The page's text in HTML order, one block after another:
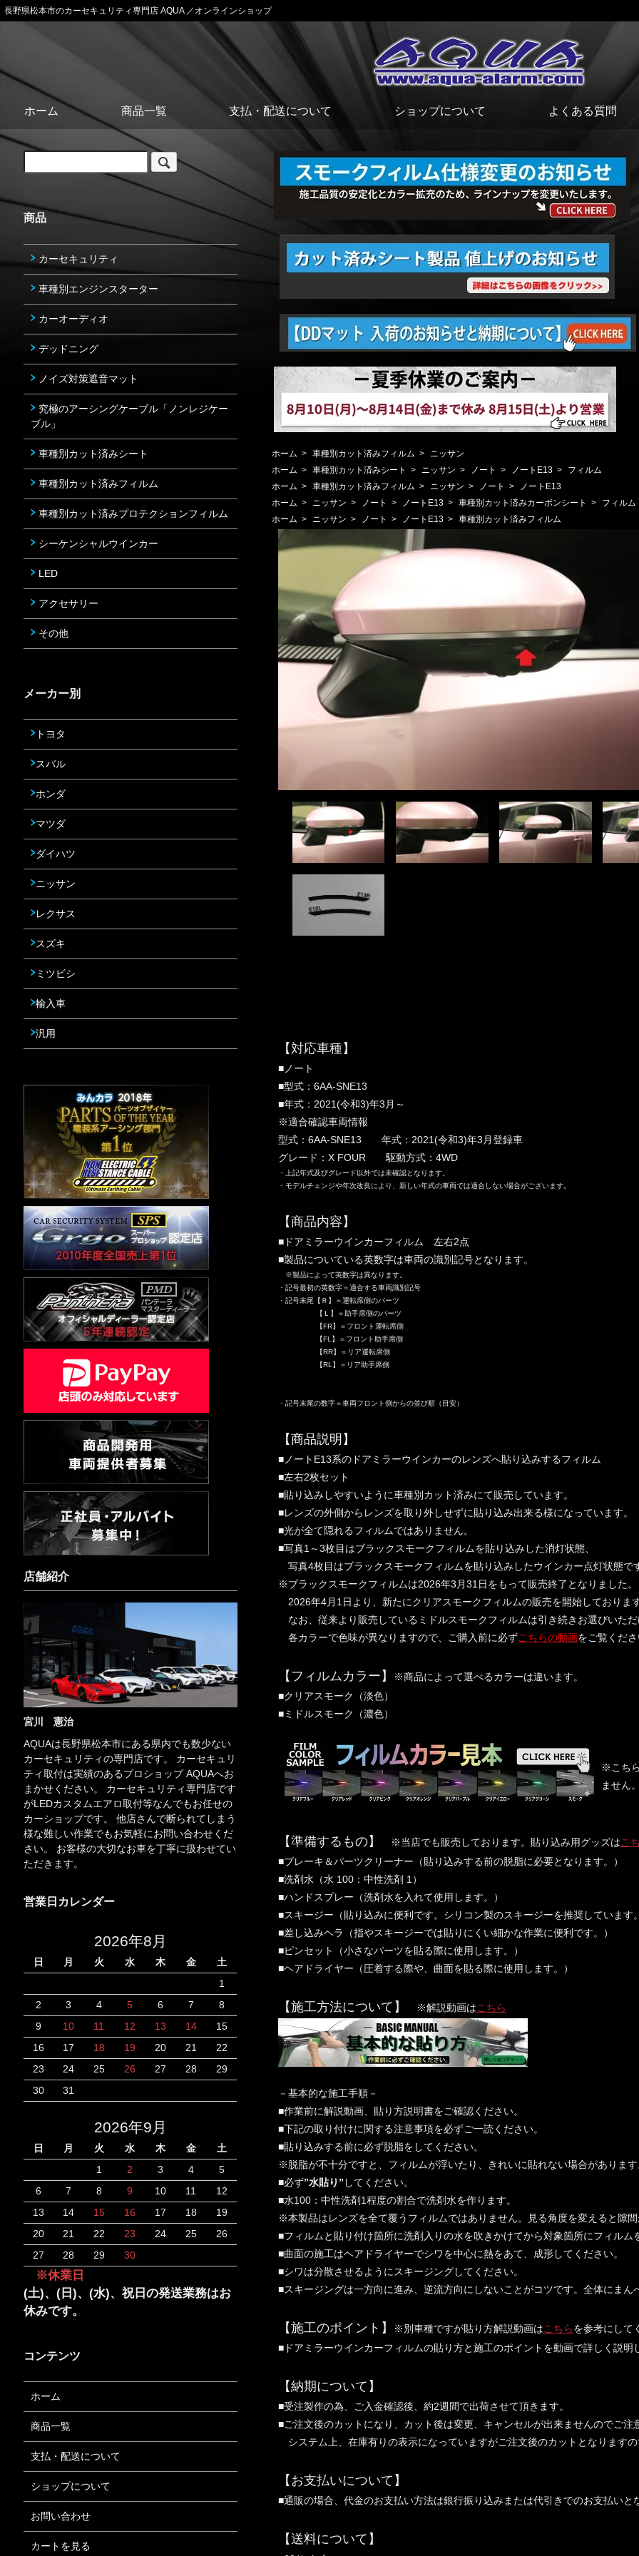
長野県松本市のカーセキュリティ専門店 AQUA ／オンラインショップ
ホーム 商品一覧 支払・配送について ショップについて よくある質問
ホーム > 車種別カット済みフィルム >
ニッサン
ホーム > 車種別カット済みシート > ニッサン > ノート > ノートE13 >
フィルム
ホーム > 車種別カット済みフィルム > ニッサン > ノート >
ノートE13
ホーム > ニッサン > ノート > ノートE13 > 車種別カット済みカーボンシート >
フィルム
ホーム > ニッサン > ノート > ノートE13 > 車種別カット済みフィルム
【対応車種】
■ノート
■型式：6AA-SNE13
■年式：2021(令和3)年3月～
※適合確認車両情報
型式：6AA-SNE13 年式：2021(令和3)年3月登録車
グレード：X FOUR 駆動方式：4WD
・上記年式及びグレード以外では未確認となります。
・モデルチェンジや年次改良により、新しい年式の車両では適合しない場合がございます。
【商品内容】
■ドアミラーウインカーフィルム 左右2点
■製品についている英数字は車両の識別記号となります。
※製品によって英数字は異なります。
・記号最初の英数字＝適合する車両識別記号
・記号末尾【Ｒ】＝運転席側のパーツ
【Ｌ】＝助手席側のパーツ
【FR】＝フロント運転席側
【FL】＝フロント助手席側
【RR】＝リア運転席側
【RL】＝リア助手席側
・記号末尾の数字＝車両フロント側からの並び順（目安）
【商品説明】
■ノートE13系のドアミラーウインカーのレンズへ貼り込みするフィルム
■左右2枚セット
■貼り込みしやすいように車種別カット済みにて販売しています。
■レンズの外側からレンズを取り外しせずに貼り込み出来る様になっています。
■光が全て隠れるフィルムではありません。
■写真1～3枚目はブラックスモークフィルムを貼り込みした消灯状態、
写真4枚目はブラックスモークフィルムを貼り込みしたウインカー点灯状態で
※ブラックスモークフィルムは2026年3月31日をもって販売終了となりました。
2026年4月1日より、新たにクリアスモークフィルムの販売を開始しておりま
なお、従来より販売しているミドルスモークフィルムは引き続きお選びいた
各カラーで色味が異なりますので、ご購入前に必ずこちらの動画をご覧くだ
【フィルムカラー】
※商品によって選べるカラーは違います。
■クリアスモーク（淡色）
■ミドルスモーク（濃色）
※こち
ません
【準備するもの】 ※当店でも販売しております。貼り込み用グッズはこ
■ブレーキ＆パーツクリーナー（貼り込みする前の脱脂に必要となります。）
■洗剤水（水 100：中性洗剤 1）
■ハンドスプレー（洗剤水を入れて使用します。）
■スキージー（貼り込みに便利です。シリコン製のスキージーを推奨しています
■差し込みヘラ（指やスキージーでは貼りにくい細かな作業に便利です。）
■ピンセット（小さなパーツを貼る際に使用します。）
■ヘアドライヤー（圧着する際や、曲面を貼る際に使用します。）
【施工方法について】 ※解説動画はこちら
－基本的な施工手順－
■作業前に解説動画、貼り方説明書をご確認ください。
■下記の取り付けに関する注意事項を必ずご一読ください。
■貼り込みする前に必ず脱脂をしてください。
※脱脂が不十分ですと、フィルムが浮いたり、きれいに貼れない場合がありま
■必ず”水貼り” してください。
■水100：中性洗剤1程度の割合で洗剤水を作ります。
※本製品はレンズを全て覆うフィルムではありません。見る角度を変えると隙
■フィルムと貼り付け箇所に洗剤入りの水を吹きかけてから対象箇所にフィルム
■曲面の施工はヘアドライヤーでシワを中心に熱をあて、成形してください。
■シワは分散させるようにスキージングしてください。
■スキージングは一方向に進み、逆流方向にしないことがコツです。全体にまん
【施工のポイント】 ※別車種ですが貼り方解説動画はこちらを参考にして
■ドアミラーウインカーフィルムの貼り方と施工のポイントを動画で詳しく説明
【納期について】
■受注製作の為、ご入金確認後、約2週間で出荷させて頂きます。
■ご注文後のカットになり、カット後は変更、キャンセルが出来ませんのでご注
システム上、在庫有りの表示になっていますがご注文後のカットとなります
【お支払いについて】
■通販の場合、代金のお支払い方法は銀行振り込みまたは代引きでのお支払いと
【送料について】
商品
カーセキュリティ
車種別エンジンスターター
カーオーディオ
デッドニング
ノイズ対策遮音マット
究極のアーシングケーブル「ノンレジケー
ブル」
車種別カット済みシート
車種別カット済みフィルム
車種別カット済みプロテクションフィルム
シーケンシャルウインカー
LED
アクセサリー
その他
メーカー別
トヨタ
スバル
ホンダ
マツダ
ダイハツ
ニッサン
レクサス
スズキ
ミツビシ
輸入車
汎用
店舗紹介
宮川 憲治
AQUAは長野県松本市にある県内でも数少ない
カーセキュリティの専門店です。 カーセキュリ
ティ取付は実績のあるプロショップ AQUAへお
まかせください。 カーセキュリティ専門店です
がLEDカスタムエアロ取付等なんでもお任せの
カーショップです。 他店さんで断られてしまう
様な難しい作業でもお気軽にお問い合わせくだ
さい。 お客様の大切なお車を丁寧に扱わせてい
ただきます。
営業日カレンダー
2026年8月
日 月 火 水 木 金
土
1
2
3 4 5 6 7
8
9
10 11 12 13 14
15
16
17 18 19 20 21
22
23
24 25 26 27 28
29
30
31
2026年9月
日 月 火 水 木 金
土
1
2 3 4
5
6
7 8 9 10 11
12
13
14 15 16 17 18
19
20
21 22 23 24 25
26
27
28 29 30
※休業日
(土)、(日)、(水)、祝日の発送業務はお
休みです。
コンテンツ
ホーム
商品一覧
支払・配送について
ショップについて
お問い合わせ
カートを見る